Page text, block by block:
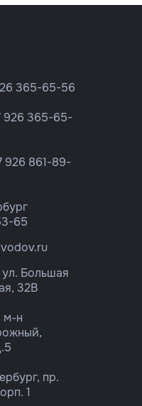
365-65-56
926 365-65-
926 861-89-
65
ул. Большая
32В
м-н
пр.
1